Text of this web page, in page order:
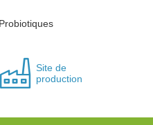
Probiotiques
Site de
production